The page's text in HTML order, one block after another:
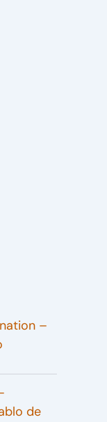
–
de